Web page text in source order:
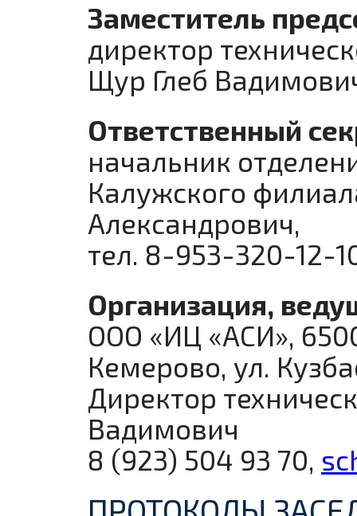
Заместитель
директор
Щур Глеб
Ответственный
начальник
Калужского
Александрович,
тел. 8-953-320-12-
Организация,
ООО «ИЦ «АСИ»,
Кемерово, ул.
Директор
Вадимович
8 (923) 504 93 70,